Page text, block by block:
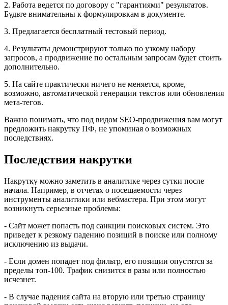
2. Работа ведется по договору с "гарантиями" результатов.
Будьте внимательны к формулировкам в документе.
3. Предлагается бесплатный тестовый период.
4. Результаты демонстрируют только по узкому набору
запросов, а продвижение по остальным запросам будет стоить
дополнительно.
5. На сайте практически ничего не меняется, кроме,
возможно, автоматической генерации текстов или обновления
мета-тегов.
Важно понимать, что под видом SEO-продвижения вам могут
предложить накрутку ПФ, не упоминая о возможных
последствиях.
Последствия накрутки
Накрутку можно заметить в аналитике через сутки после
начала. Например, в отчетах о посещаемости через
инструменты аналитики или вебмастера. При этом могут
возникнуть серьезные проблемы:
- Сайт может попасть под санкции поисковых систем. Это
приведет к резкому падению позиций в поиске или полному
исключению из выдачи.
- Если домен попадет под фильтр, его позиции опустятся за
пределы топ-100. Трафик снизится в разы или полностью
исчезнет.
- В случае падения сайта на вторую или третью страницу